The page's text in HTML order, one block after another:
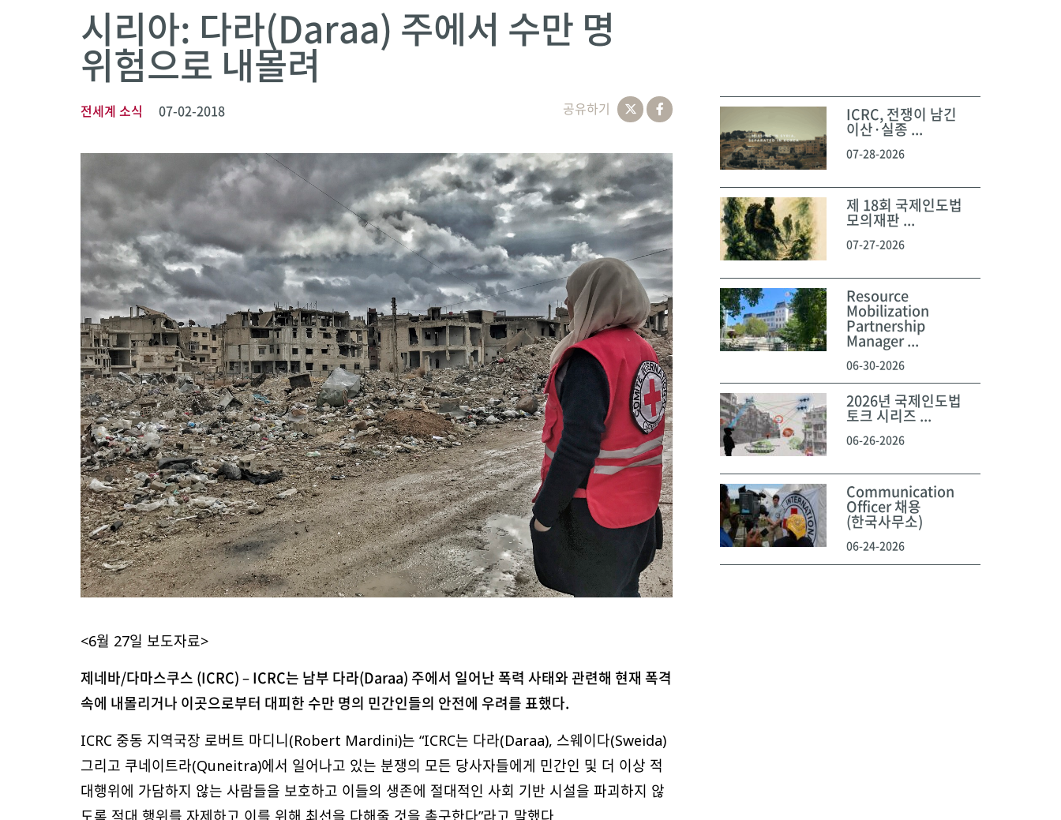
시리아: 다라(Daraa) 주에서 수만 명
위험으로 내몰려
전세계 소식 07-02-2018 공유하기
<6월 27일 보도자료>
제네바/다마스쿠스 (ICRC) – ICRC는 남부 다라(Daraa) 주에서 일어난폭력 사태와관련해 현재 폭격
속에 내몰리거나 이곳으로부터 대피한 수만 명의 민간인들의 안전에 우려를 표했다.
ICRC 중동 지역국장 로버트 마디니(Robert Mardini)는 “ICRC는 다라(Daraa), 스웨이다(Sweida)
그리고 쿠네이트라(Quneitra)에서 일어나고 있는 분쟁의 모든 당사자들에게 민간인 및 더 이상 적
대행위에 가담하지 않는 사람들을 보호하고 이들의 생존에 절대적인 사회 기반 시설을 파괴하지 않
도록 적대 행위를 자제하고 이를 위해 최선을 다해줄 것을 촉구한다”라고 말했다.
ICRC, 전쟁이 남긴
이산·실종 ...
07-28-2026
제 18회 국제인도법
모의재판 ...
07-27-2026
Resource
Mobilization
Partnership
Manager ...
06-30-2026
2026년 국제인도법
토크 시리즈 ...
06-26-2026
Communication
Officer 채용
(한국사무소)
06-24-2026